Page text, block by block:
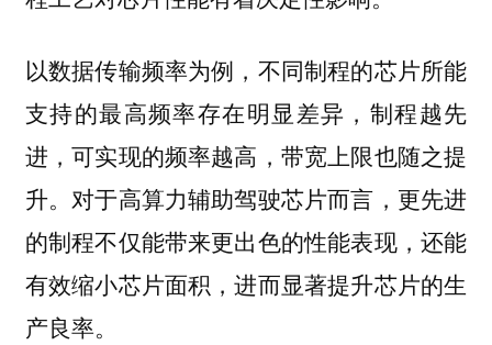
以数据传输频率为例，不同制程的芯片所能
支持的最高频率存在明显差异，制程越先
进，可实现的频率越高，带宽上限也随之提
升。对于高算力辅助驾驶芯片而言，更先进
的制程不仅能带来更出色的性能表现，还能
有效缩小芯片面积，进而显著提升芯片的生
产良率。